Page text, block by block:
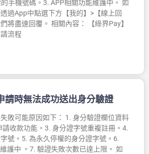
手機號碼。3. APP相關功能維護中。 如
過App中點選下方【我的】>【線上回
將盡速回覆。 相關內容： 【綠界Pay】
流程
請時無法成功送出身分驗證
敗可能原因如下： 1. 身分驗證欄位資料
請收款功能。3. 身分證字號重複註冊。4.
號。5. 為永久停權的身分證字號。6.
護中 。7. 驗證失敗次數已達上限。 如